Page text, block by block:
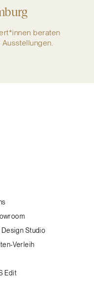
beraten
Design Studio
Verleih
Edit